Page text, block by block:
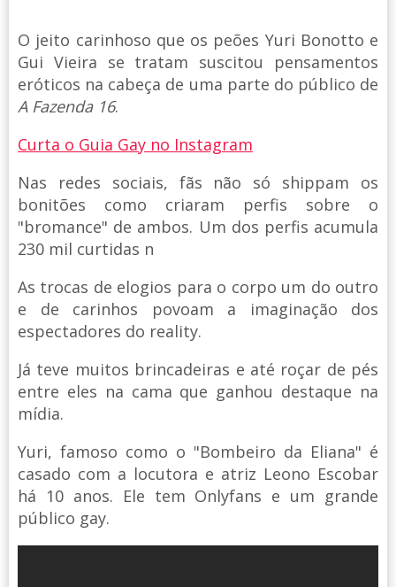
O jeito carinhoso que os peões Yuri Bonotto e
Gui Vieira se tratam suscitou pensamentos
eróticos na cabeça de uma parte do público de
A Fazenda 16.
Curta o Guia Gay no Instagram
Nas redes sociais, fãs não só shippam os
bonitões como criaram perfis sobre o
"bromance" de ambos. Um dos perfis acumula
230 mil curtidas n
As trocas de elogios para o corpo um do outro
e de carinhos povoam a imaginação dos
espectadores do reality.
Já teve muitos brincadeiras e até roçar de pés
entre eles na cama que ganhou destaque na
mídia.
Yuri, famoso como o "Bombeiro da Eliana" é
casado com a locutora e atriz Leono Escobar
há 10 anos. Ele tem Onlyfans e um grande
público gay.